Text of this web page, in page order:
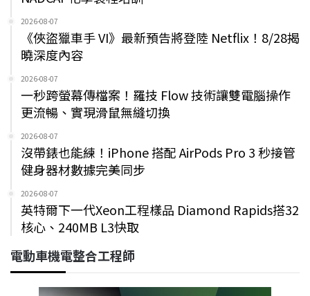
2026-08-07
《俠盜獵車手 VI》最新預告將登陸 Netflix！8/28揭
曉深度內容
2026-08-07
一秒跨螢幕傳檔案！羅技 Flow 技術讓雙電腦操作
更流暢、實現滑鼠無縫切換
2026-08-07
沒帶錶也能練！iPhone 搭配 AirPods Pro 3 秒接管
健身器材數據完美同步
2026-08-07
英特爾下一代Xeon工程樣品 Diamond Rapids搭32
核心、240MB L3快取
電動車機電整合工程師